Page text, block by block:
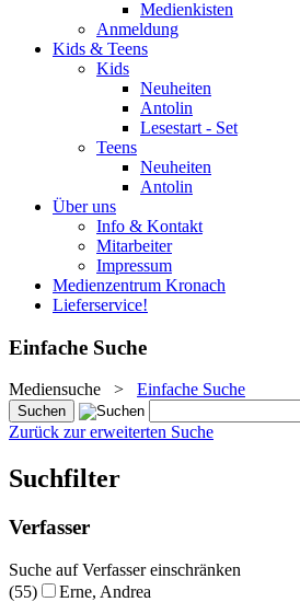
Medienkisten
Anmeldung
Kids & Teens
Kids
Neuheiten
Antolin
Lesestart - Set
Teens
Neuheiten
Antolin
Über uns
Info & Kontakt
Mitarbeiter
Impressum
Medienzentrum Kronach
Lieferservice!
Einfache Suche
Mediensuche > Einfache Suche
Zurück zur erweiterten Suche
Suchfilter
Verfasser
Suche auf Verfasser einschränken
(55)
Erne, Andrea